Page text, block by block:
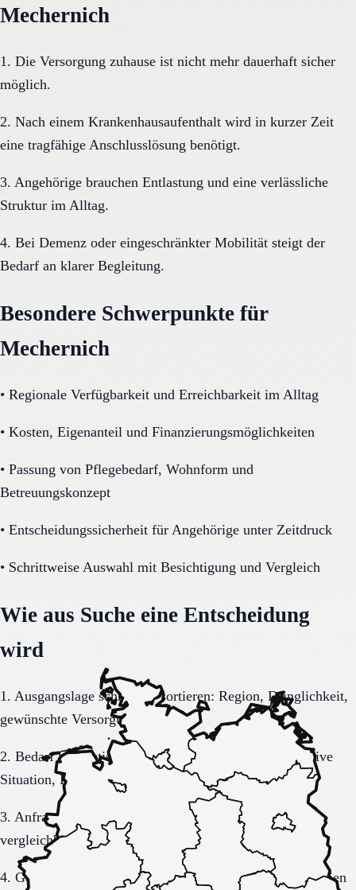
Mechernich
1. Die Versorgung zuhause ist nicht mehr dauerhaft sicher
möglich.
2. Nach einem Krankenhausaufenthalt wird in kurzer Zeit
eine tragfähige Anschlusslösung benötigt.
3. Angehörige brauchen Entlastung und eine verlässliche
Struktur im Alltag.
4. Bei Demenz oder eingeschränkter Mobilität steigt der
Bedarf an klarer Begleitung.
Besondere Schwerpunkte für
Mechernich
• Regionale Verfügbarkeit und Erreichbarkeit im Alltag
• Kosten, Eigenanteil und Finanzierungsmöglichkeiten
• Passung von Pflegebedarf, Wohnform und
Betreuungskonzept
• Entscheidungssicherheit für Angehörige unter Zeitdruck
• Schrittweise Auswahl mit Besichtigung und Vergleich
Wie aus Suche eine Entscheidung
wird
1. Ausgangslage schriftlich sortieren: Region, Dringlichkeit,
gewünschte Versorgungsform.
2. Bedarf konkretisieren: Pflegegrad, Mobilität, kognitive
Situation, Kostenrahmen.
3. Anfrage sauber formulieren, damit Rückmeldungen
vergleichbar bleiben.
4. Gespräche und Besichtigungen mit festen Muss-Kriterien